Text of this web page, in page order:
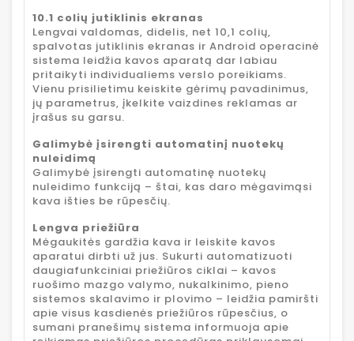
10.1 colių jutiklinis ekranas
Lengvai valdomas, didelis, net 10,1 colių,
spalvotas jutiklinis ekranas ir Android operacinė
sistema leidžia kavos aparatą dar labiau
pritaikyti individualiems verslo poreikiams.
Vienu prisilietimu keiskite gėrimų pavadinimus,
jų parametrus, įkelkite vaizdines reklamas ar
įrašus su garsu.
Galimybė įsirengti automatinį nuotekų
nuleidimą
Galimybė įsirengti automatinę nuotekų
nuleidimo funkciją – štai, kas daro mėgavimąsi
kava išties be rūpesčių.
Lengva priežiūra
Mėgaukitės gardžia kava ir leiskite kavos
aparatui dirbti už jus. Sukurti automatizuoti
daugiafunkciniai priežiūros ciklai – kavos
ruošimo mazgo valymo, nukalkinimo, pieno
sistemos skalavimo ir plovimo – leidžia pamiršti
apie visus kasdienės priežiūros rūpesčius, o
sumani pranešimų sistema informuoja apie